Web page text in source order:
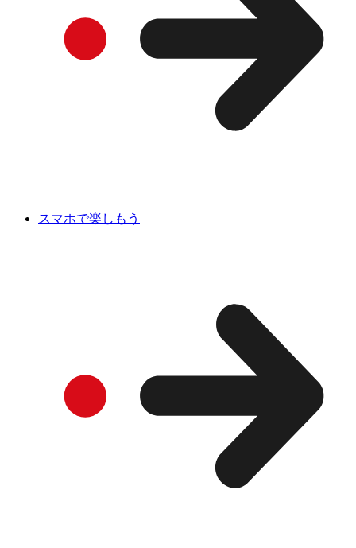
スマホで楽しもう